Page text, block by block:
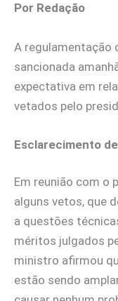
Por Redação
A regulamentação
sancionada
expectativa em
vetados pelo
Esclarecimento
Em reunião com o
alguns vetos, que
a questões
méritos julgados
ministro afirmou
estão sendo